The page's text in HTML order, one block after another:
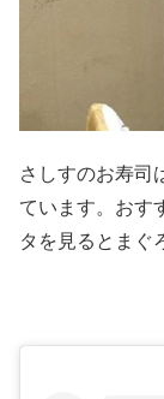
さしすのお寿司
ています。おす
タを見るとまぐ